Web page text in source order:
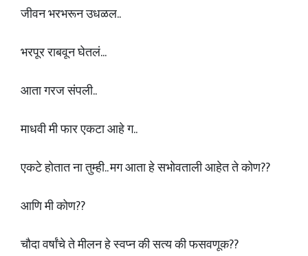
जीवन भरभरून उधळल..
भरपूर राबवून घेतलं...
आता गरज संपली..
माधवी मी फार एकटा आहे ग..
एकटे होतात ना तुम्ही.. मग आता हे सभोवताली आहेत ते कोण??
आणि मी कोण??
चौदा वर्षांचे ते मीलन हे स्वप्न की सत्य की फसवणूक??